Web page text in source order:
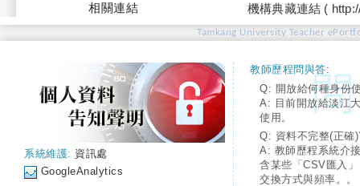
相關連結 機構典藏連結 (
Tamkang University Teacher
系統維護: 資訊處
GoogleAnalytics
教師歷程問與答:
Q: 開放給何種身份
A: 目前開放給淡江
使用。
Q: 資料不完整(正確
A: 教師歷程系統介
含某些「CSV匯入
交換方式與頻率。。